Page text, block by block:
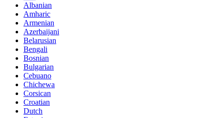
Albanian
Amharic
Armenian
Azerbaijani
Belarusian
Bengali
Bosnian
Bulgarian
Cebuano
Chichewa
Corsican
Croatian
Dutch